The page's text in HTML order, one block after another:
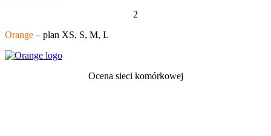
2
Orange – plan XS, S, M, L
Ocena sieci komórkowej